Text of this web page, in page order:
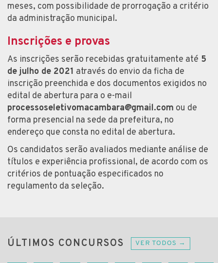
meses, com possibilidade de prorrogação a critério
da administração municipal.
Inscrições e provas
As inscrições serão recebidas gratuitamente até 5
de julho de 2021 através do envio da ficha de
inscrição preenchida e dos documentos exigidos no
edital de abertura para o e-mail
processoseletivomacambara@gmail.com ou de
forma presencial na sede da prefeitura, no
endereço que consta no edital de abertura.
Os candidatos serão avaliados mediante análise de
títulos e experiência profissional, de acordo com os
critérios de pontuação especificados no
regulamento da seleção.
ÚLTIMOS CONCURSOS VER TODOS →